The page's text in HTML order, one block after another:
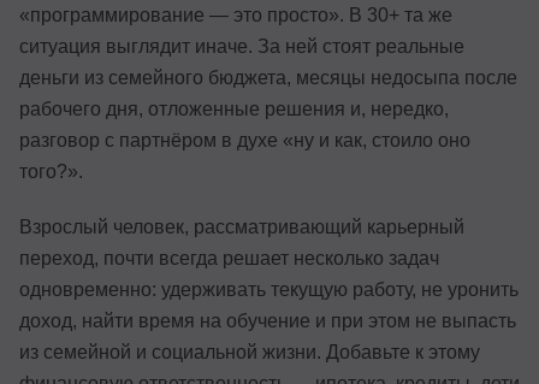
«программирование — это просто». В 30+ та же
ситуация выглядит иначе. За ней стоят реальные
деньги из семейного бюджета, месяцы недосыпа после
рабочего дня, отложенные решения и, нередко,
разговор с партнёром в духе «ну и как, стоило оно
того?».
Взрослый человек, рассматривающий карьерный
переход, почти всегда решает несколько задач
одновременно: удерживать текущую работу, не уронить
доход, найти время на обучение и при этом не выпасть
из семейной и социальной жизни. Добавьте к этому